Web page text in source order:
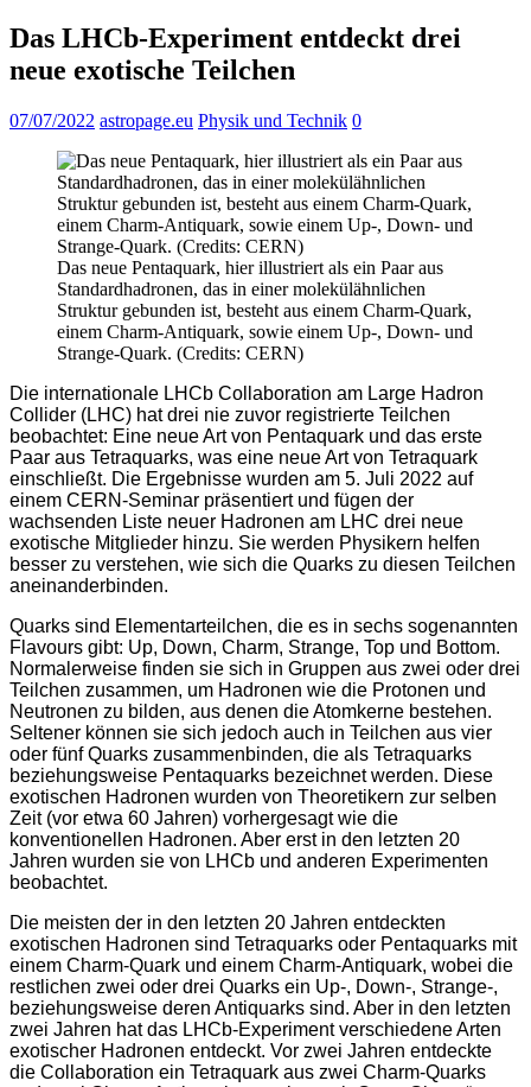
Das LHCb-Experiment entdeckt drei
neue exotische Teilchen
07/07/2022 astropage.eu Physik und Technik 0
Das neue Pentaquark, hier illustriert als ein Paar aus
Standardhadronen, das in einer molekülähnlichen
Struktur gebunden ist, besteht aus einem Charm-Quark,
einem Charm-Antiquark, sowie einem Up-, Down- und
Strange-Quark. (Credits: CERN)
Die internationale LHCb Collaboration am Large Hadron
Collider (LHC) hat drei nie zuvor registrierte Teilchen
beobachtet: Eine neue Art von Pentaquark und das erste
Paar aus Tetraquarks, was eine neue Art von Tetraquark
einschließt. Die Ergebnisse wurden am 5. Juli 2022 auf
einem CERN-Seminar präsentiert und fügen der
wachsenden Liste neuer Hadronen am LHC drei neue
exotische Mitglieder hinzu. Sie werden Physikern helfen
besser zu verstehen, wie sich die Quarks zu diesen Teilchen
aneinanderbinden.
Quarks sind Elementarteilchen, die es in sechs sogenannten
Flavours gibt: Up, Down, Charm, Strange, Top und Bottom.
Normalerweise finden sie sich in Gruppen aus zwei oder drei
Teilchen zusammen, um Hadronen wie die Protonen und
Neutronen zu bilden, aus denen die Atomkerne bestehen.
Seltener können sie sich jedoch auch in Teilchen aus vier
oder fünf Quarks zusammenbinden, die als Tetraquarks
beziehungsweise Pentaquarks bezeichnet werden. Diese
exotischen Hadronen wurden von Theoretikern zur selben
Zeit (vor etwa 60 Jahren) vorhergesagt wie die
konventionellen Hadronen. Aber erst in den letzten 20
Jahren wurden sie von LHCb und anderen Experimenten
beobachtet.
Die meisten der in den letzten 20 Jahren entdeckten
exotischen Hadronen sind Tetraquarks oder Pentaquarks mit
einem Charm-Quark und einem Charm-Antiquark, wobei die
restlichen zwei oder drei Quarks ein Up-, Down-, Strange-,
beziehungsweise deren Antiquarks sind. Aber in den letzten
zwei Jahren hat das LHCb-Experiment verschiedene Arten
exotischer Hadronen entdeckt. Vor zwei Jahren entdeckte
die Collaboration ein Tetraquark aus zwei Charm-Quarks